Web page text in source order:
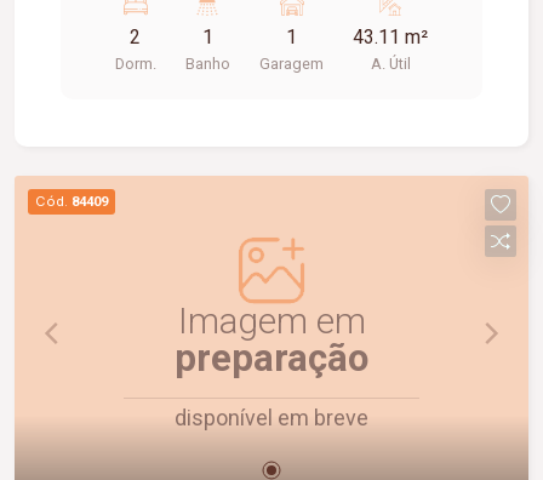
banheiro social e 01 vaga de estacionamento. O
condomínio oferece salão de festas e portaria
em horário comercial. A taxa de condomínio já
2
Dorm.
1
Banho
1
Garagem
43.11 m²
A. Útil
Cód. 84409
Imagem em
preparação
disponível em breve